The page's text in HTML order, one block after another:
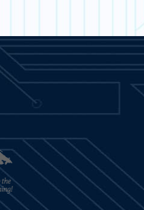
PER SAPERNE DI